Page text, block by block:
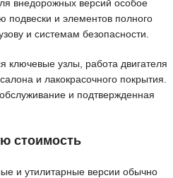
внедорожных версий особое
подвески и элементов полного
и системам безопасности.
ключевые узлы, работа двигателя
и лакокрасочного покрытия.
и подтвержденная
стоимость
и утилитарные версии обычно